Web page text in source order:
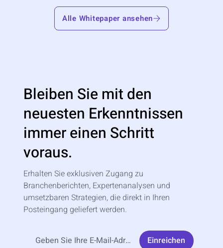
Alle Whitepaper ansehen
Bleiben Sie mit den
neuesten Erkenntnissen
immer einen Schritt
voraus.
Erhalten Sie exklusiven Zugang zu
Branchenberichten, Expertenanalysen und
umsetzbaren Strategien, die direkt in Ihren
Posteingang geliefert werden.
Einreichen